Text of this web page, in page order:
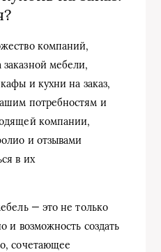
компаний,
мебели,
и кухни на заказ,
потребностям и
компании,
и отзывами
в их
— это не только
и возможность создать
сочетающее